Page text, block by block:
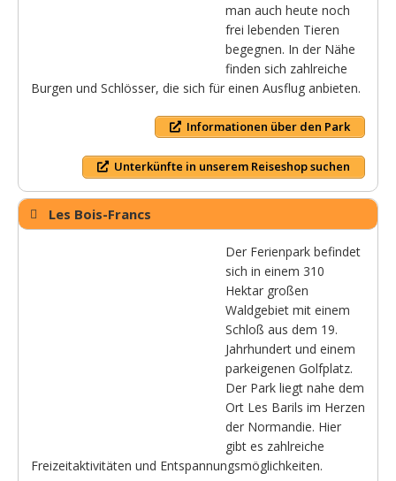
man auch heute noch
frei lebenden Tieren
begegnen. In der Nähe
finden sich zahlreiche
Burgen und Schlösser, die sich für einen Ausflug anbieten.
Informationen über den Park
Unterkünfte in unserem Reiseshop suchen
Les Bois-Francs
Der Ferienpark befindet
sich in einem 310
Hektar großen
Waldgebiet mit einem
Schloß aus dem 19.
Jahrhundert und einem
parkeigenen Golfplatz.
Der Park liegt nahe dem
Ort Les Barils im Herzen
der Normandie. Hier
gibt es zahlreiche
Freizeitaktivitäten und Entspannungsmöglichkeiten.